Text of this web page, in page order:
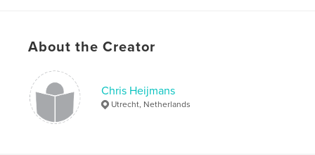
# of Pages:60
LanguageDutch
Keywords
About the Creator
Chris Heijmans
Utrecht, Netherlands